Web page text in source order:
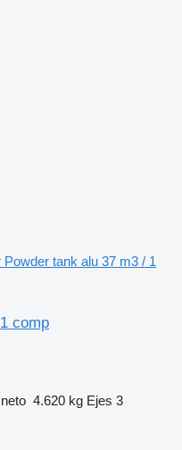
Powder tank alu 37 m3 / 1
comp
4.620 kg Ejes 3